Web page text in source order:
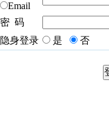
Email
密 码
隐身登录
是 否